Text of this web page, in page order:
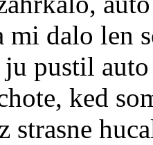
mi dalo len
pustil
ked
strasne